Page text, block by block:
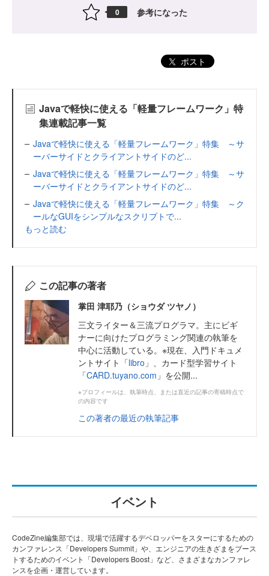
0 参考になった
ポスト
Javaで軽快に使える「軽量フレームワーク」特
集連載記事一覧
Javaで軽快に使える「軽量フレームワーク」特集 ～サ
ーバーサイドとクライアントサイドのど...
Javaで軽快に使える「軽量フレームワーク」特集 ～サ
ーバーサイドとクライアントサイドのど...
Javaで軽快に使える「軽量フレームワーク」特集 ～ク
ールなGUIをシンプルなスクリプトで...
もっと読む
この記事の著者
掌田 津耶乃（ショウダ ツヤノ）
三文ライター＆三流プログラマ。主にビギ
ナーに向けたプログラミング関連の執筆を
中心に活動している。※現在、入門ドキュメ
ントサイト「libro 」、カード型学習サイト
「CARD.tuyano.com 」を公開...
※プロフィールは、執筆時点、または直近の記事の寄稿時点で
の内容です
この著者の最近の執筆記事
イベント
CodeZine編集部では、現場で活躍するデベロッパーをスターにするための
カンファレンス「Developers Summit」や、エンジニアの生きざまをブース
トするためのイベント「Developers Boost」など、さまざまなカンファレ
ンスを企画・運営しています。